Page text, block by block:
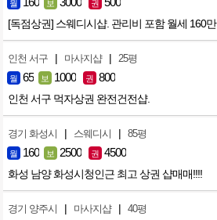
월 보 권
[독점상권] 스웨디시샵. 관리비 포함 월세 160만
인천 서구 | 마사지샵 | 25평
월 65 보 1000 권 800
인천 서구 먹자상권 완전건전샵.
경기 화성시 | 스웨디시 | 85평
월 160 보 2500 권 4500
화성 남양 화성시청인근 최고 상권 샵매매!!!!
경기 양주시 | 마사지샵 | 40평